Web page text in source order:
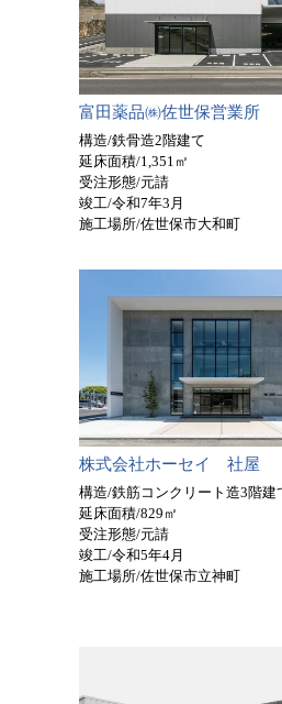
富田薬品㈱佐世保営業所
構造/鉄骨造2階建て
延床面積/1,351㎡
受注形態/元請
竣工/令和7年3月
施工場所/佐世保市大和町
株式会社ホーセイ 社屋
構造/鉄筋コンクリート造3階建
延床面積/829㎡
受注形態/元請
竣工/令和5年4月
施工場所/佐世保市立神町